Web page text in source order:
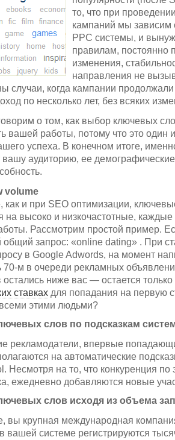
то, что при
кампаний мы зависим
PPC системы, и
правилам, постоянно
изменения,
направления не
случаи, когда кампании продолжали
по несколько лет, без всяких
о том, как выбор ключевых
вашей работы, потому что это один
успеха. В конечном итоге,
аудиторию, ее демографические
volume
как и при SEO оптимизации,
на высоко и низкочастотные,
Рассмотрим простой пример.
запрос: «online dating» . При
в Google Adwords, на момент
70-м в очереди рекламных
остались ниже вас — остается
ставках для попадания на первую
этими людьми?
слов по подсказкам
рекламодатели, впервые
на автоматические
Несмотря на то, что конкуренция по
ежедневно добавляются новые
слов исходя из объема
вы крупная международная
вашей системе регистрируются